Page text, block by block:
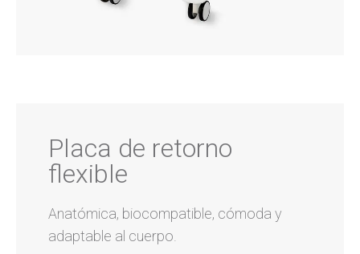
Placa de retorno
flexible
Anatómica, biocompatible, cómoda y
adaptable al cuerpo.